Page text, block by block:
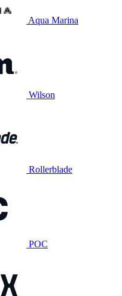
Aqua Marina
Wilson
Rollerblade
POC